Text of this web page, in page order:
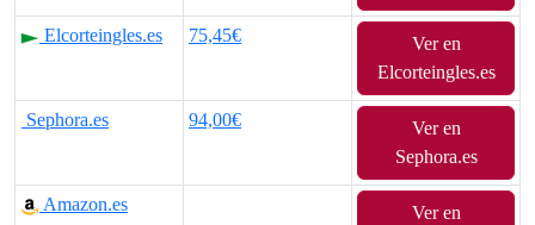
i
o
r
i
a
c
Elcorteingles.es 75,45€
Ver en
Elcorteingles.es
Sephora.es 94,00€
Ver en
Sephora.es
Amazon.es
Ver en